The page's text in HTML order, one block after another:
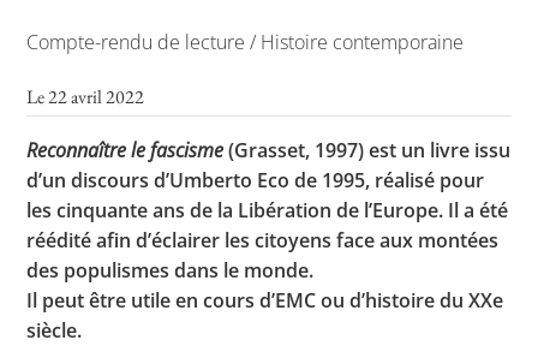
Les rendez-vous de l’APHG
Concours de recrutement
Concours scolaires
Conférences, tables rondes
Compte-rendu de lecture / Histoire contemporaine
Le 22 avril 2022
Reconnaître le fascisme(Grasset, 1997) est un livre issu
d’un discours d’Umberto Eco de 1995, réalisé pour
les cinquante ans de la Libération de l’Europe. Il a été
réédité afin d’éclairer les citoyens face aux montées
des populismes dans le monde.
Il peut être utile en cours d’EMC ou d’histoire du XXe
siècle.